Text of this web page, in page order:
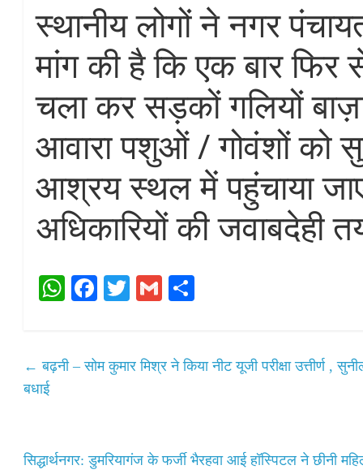
स्थानीय लोगों ने नगर
मांग की है कि एक बार
चला कर सड़कों गलियों
आवारा पशुओं / गोवंशों को
आश्रय स्थल में पहुंचाया
अधिकारियों की जवाबदेही
W
A
Fa
ok
T
r
G
← बढ़नी – सोम कुमार मिश्र ने किया नीट यूजी परीक्षा उत्तीर्ण ,
बधाई
सिद्धार्थनगर: डुमरियागंज के फर्जी भैरहवा आई हॉस्पिटल ने छीनी